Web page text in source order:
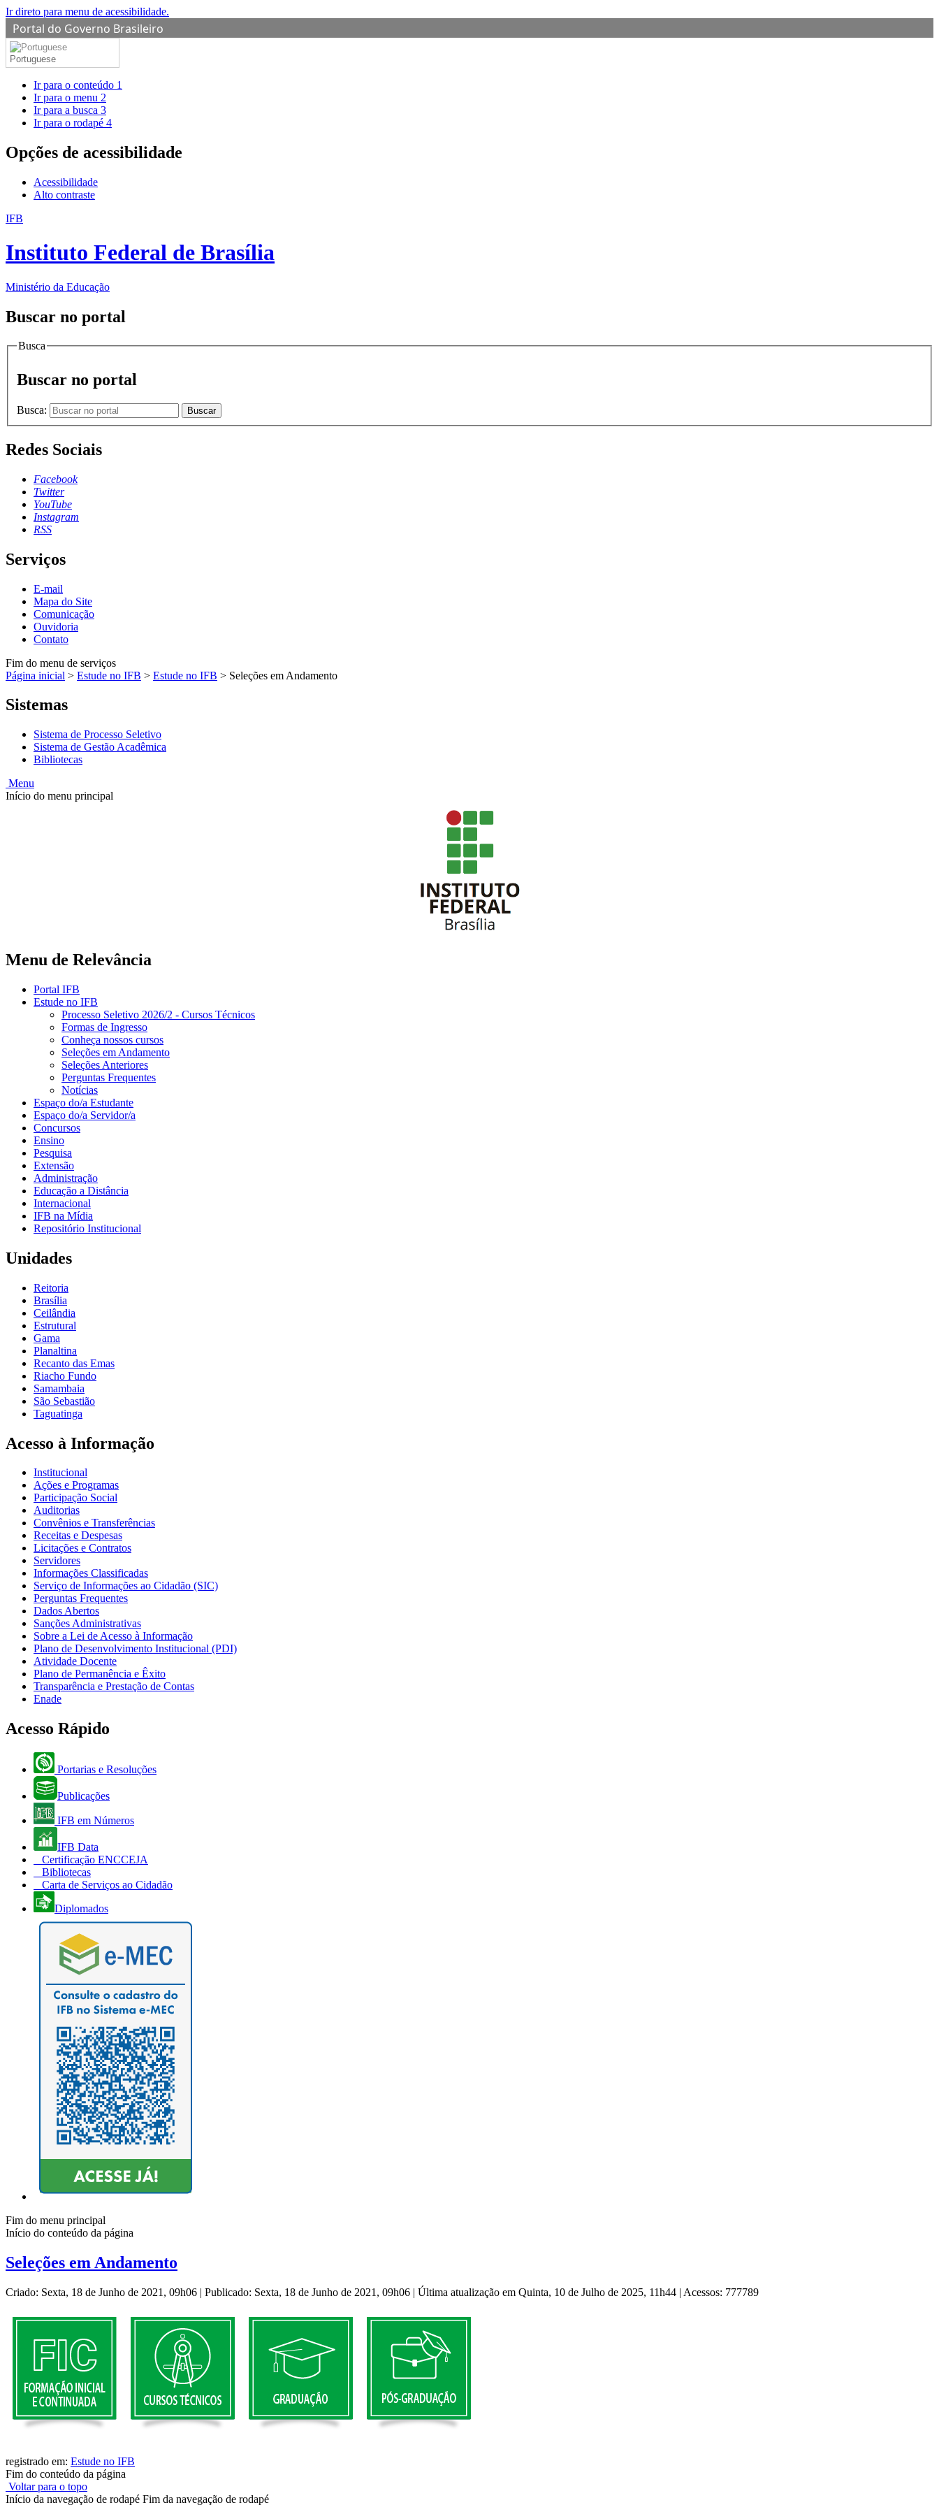
Ir direto para menu de acessibilidade.
Portal do Governo Brasileiro
Portuguese
Ir para o conteúdo 1
Ir para o menu 2
Ir para a busca 3
Ir para o rodapé 4
Opções de acessibilidade
Acessibilidade
Alto contraste
IFB
Instituto Federal de Brasília
Ministério da Educação
Buscar no portal
Busca
Buscar no portal
Busca: Buscar
Redes Sociais
Facebook
Twitter
YouTube
Instagram
RSS
Serviços
E-mail
Mapa do Site
Comunicação
Ouvidoria
Contato
Fim do menu de serviços
Página inicial > Estude no IFB > Estude no IFB > Seleções em Andamento
Sistemas
Sistema de Processo Seletivo
Sistema de Gestão Acadêmica
Bibliotecas
Menu
Início do menu principal
Menu de Relevância
Portal IFB
Estude no IFB
Processo Seletivo 2026/2 - Cursos Técnicos
Formas de Ingresso
Conheça nossos cursos
Seleções em Andamento
Seleções Anteriores
Perguntas Frequentes
Notícias
Espaço do/a Estudante
Espaço do/a Servidor/a
Concursos
Ensino
Pesquisa
Extensão
Administração
Educação a Distância
Internacional
IFB na Mídia
Repositório Institucional
Unidades
Reitoria
Brasília
Ceilândia
Estrutural
Gama
Planaltina
Recanto das Emas
Riacho Fundo
Samambaia
São Sebastião
Taguatinga
Acesso à Informação
Institucional
Ações e Programas
Participação Social
Auditorias
Convênios e Transferências
Receitas e Despesas
Licitações e Contratos
Servidores
Informações Classificadas
Serviço de Informações ao Cidadão (SIC)
Perguntas Frequentes
Dados Abertos
Sanções Administrativas
Sobre a Lei de Acesso à Informação
Plano de Desenvolvimento Institucional (PDI)
Atividade Docente
Plano de Permanência e Êxito
Transparência e Prestação de Contas
Enade
Acesso Rápido
Portarias e Resoluções
Publicações
IFB em Números
IFB Data
Certificação ENCCEJA
Bibliotecas
Carta de Serviços ao Cidadão
Diplomados
Fim do menu principal
Início do conteúdo da página
Seleções em Andamento
Criado: Sexta, 18 de Junho de 2021, 09h06 | Publicado: Sexta, 18 de Junho de 2021, 09h06 | Última atualização em Quinta, 10 de Julho de 2025, 11h44 | Acessos: 777789
registrado em: Estude no IFB
Fim do conteúdo da página
Voltar para o topo
Início da navegação de rodapé Fim da navegação de rodapé